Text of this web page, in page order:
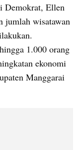
Demokrat, Ellen
jumlah wisatawan
1.000 orang
ekonomi
Manggarai